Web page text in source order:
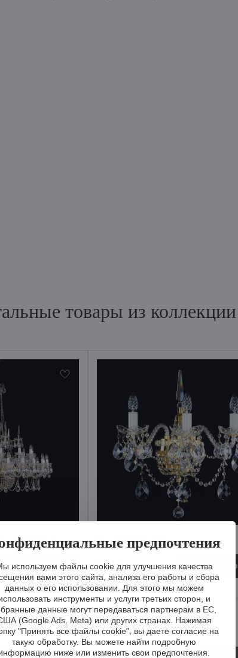
товары из коллекции
L005CLN
Визуализировать
Бра N008CLN
859 €
предпочтения
используем файлы cookie для улучшения качества
вами этого сайта, анализа его работы и сбора
данных о его использовании. Для этого мы можем
инструменты и услуги третьих сторон, и
данные могут передаваться партнерам в ЕС,
(Google Ads, Meta) или других странах. Нажимая
"Принять все файлы cookie", вы даете согласие на
такую обработку. Вы можете найти подробную
ниже или изменить свои предпочтения.